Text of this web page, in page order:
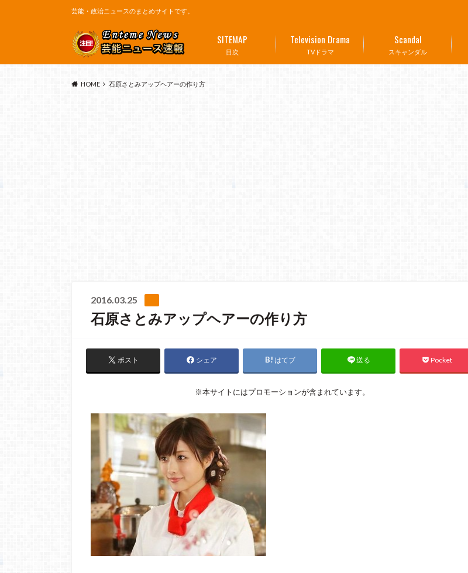
芸能・政治ニュースのまとめサイトです。
目次
SITEMAP
TVドラマ
Television Drama
スキャンダル
Scandal
HOME 石原さとみアップヘアーの作り方
2016.03.25
石原さとみアップヘアーの作り方
ポスト シェア はてブ 送る Pocket
※本サイトにはプロモーションが含まれています。